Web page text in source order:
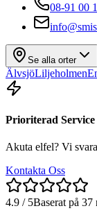
08-91 00
Se alla orter
ÄlvsjöLiljeholmen
Prioriterad Service
Akuta elfel? Vi
Kontakta Oss
4.9 / 5Baserat på 37